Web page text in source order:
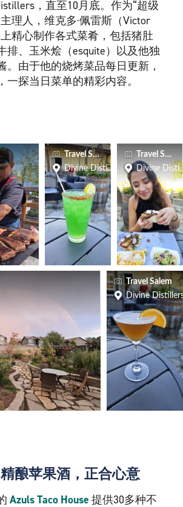
，直至10月底。作为“超级
理人，维克多·佩雷斯（Victor
精心制作各式菜肴，包括猪肚
排、玉米烩（esquite）以及他独
。由于他的烧烤菜品每日更新，
一探当日菜单的精彩内容。
Travel Salem
Divine Distillers
Travel Salem
Divine
Travel Salem
Divine
酿苹果酒，正合心意
Azuls Taco House 提供30多种不